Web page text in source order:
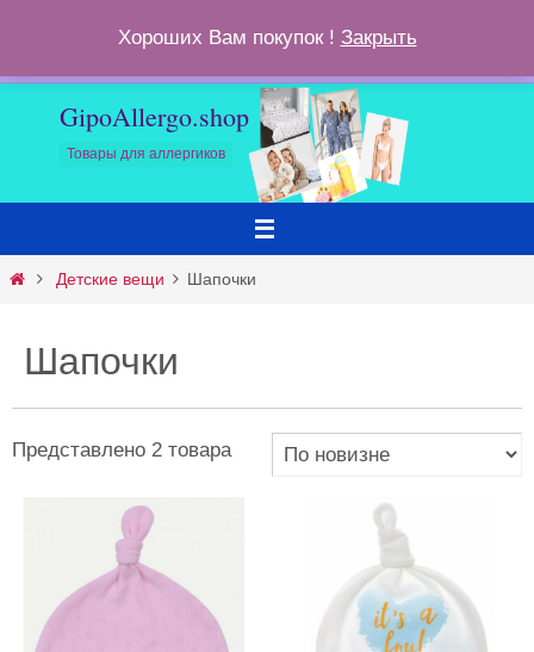
ОПЛАТА И ДОСТАВКА ПОЛИТИКА ВОЗВРАТА
КОРЗИНА
GipoAllergo.shop
Товары для аллергиков
Главная
Детские вещи Шапочки
Шапочки
Представлено 2 товара
Хороших Вам покупок ! Закрыть